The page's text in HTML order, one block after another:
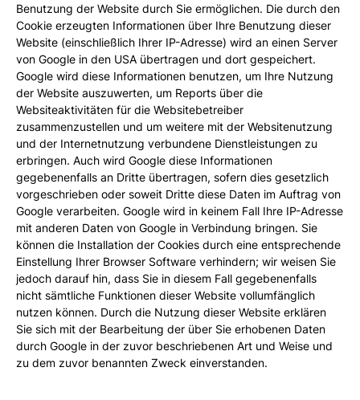
Benutzung der Website durch Sie ermöglichen. Die durch den
Cookie erzeugten Informationen über Ihre Benutzung dieser
Website (einschließlich Ihrer IP-Adresse) wird an einen Server
von Google in den USA übertragen und dort gespeichert.
Google wird diese Informationen benutzen, um Ihre Nutzung
der Website auszuwerten, um Reports über die
Websiteaktivitäten für die Websitebetreiber
zusammenzustellen und um weitere mit der Websitenutzung
und der Internetnutzung verbundene Dienstleistungen zu
erbringen. Auch wird Google diese Informationen
gegebenenfalls an Dritte übertragen, sofern dies gesetzlich
vorgeschrieben oder soweit Dritte diese Daten im Auftrag von
Google verarbeiten. Google wird in keinem Fall Ihre IP-Adresse
mit anderen Daten von Google in Verbindung bringen. Sie
können die Installation der Cookies durch eine entsprechende
Einstellung Ihrer Browser Software verhindern; wir weisen Sie
jedoch darauf hin, dass Sie in diesem Fall gegebenenfalls
nicht sämtliche Funktionen dieser Website vollumfänglich
nutzen können. Durch die Nutzung dieser Website erklären
Sie sich mit der Bearbeitung der über Sie erhobenen Daten
durch Google in der zuvor beschriebenen Art und Weise und
zu dem zuvor benannten Zweck einverstanden.